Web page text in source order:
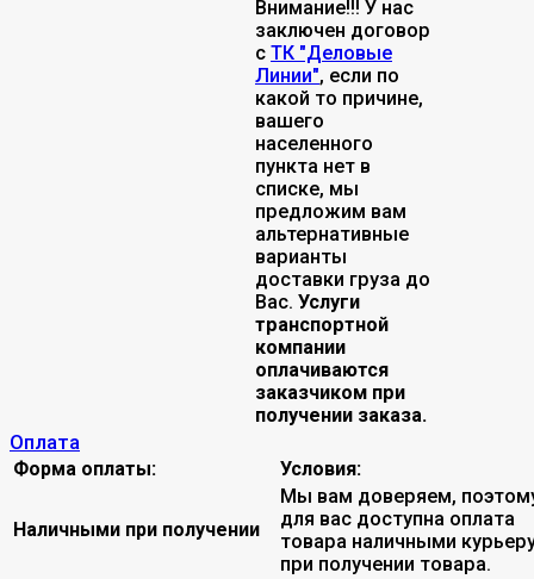
Внимание!!! У нас
заключен договор
с ТК "Деловые
Линии", если по
какой то причине,
вашего
населенного
пункта нет в
списке, мы
предложим вам
альтернативные
варианты
доставки груза до
Вас. Услуги
транспортной
компании
оплачиваются
заказчиком при
получении заказа.
Оплата
Форма оплаты: Условия:
Наличными при получении
Мы вам доверяем,
для вас доступна оплата
товара наличными
при получении товара.